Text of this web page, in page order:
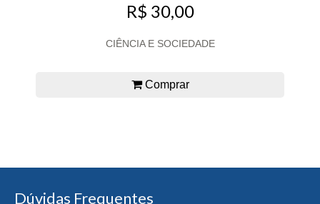
R$ 30,00
CIÊNCIA E SOCIEDADE
Comprar
Dúvidas Frequentes